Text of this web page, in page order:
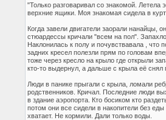
"Только разговаривал со знакомой.
верхние ящики. Моя знакомая сидела в
Когда завели двигатели заорали нанайцы,
стюардессы кричали "всем на пол".
Наклонилась к полу и почувствавала , что
задних кресел полезли прям по головам
тоже через кресло на крыло где открыли
кто-то выдернул, а дальше с крыла её снял
Люди в панике прыгали с крыла, ломали
родственников. Кричал. Последние люди
в здание аэропорта. Кто босиком кто
потом они все сидели в накопители без
хватает. Не кормили. Дали только воды.